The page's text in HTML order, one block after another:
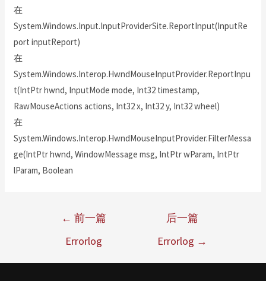
在
System.Windows.Input.InputProviderSite.ReportInput(InputRe
port inputReport)
在
System.Windows.Interop.HwndMouseInputProvider.ReportInpu
t(IntPtr hwnd, InputMode mode, Int32 timestamp,
RawMouseActions actions, Int32 x, Int32 y, Int32 wheel)
在
System.Windows.Interop.HwndMouseInputProvider.FilterMessa
ge(IntPtr hwnd, WindowMessage msg, IntPtr wParam, IntPtr
lParam, Boolean
← 前一篇
Errorlog
后一篇
Errorlog →